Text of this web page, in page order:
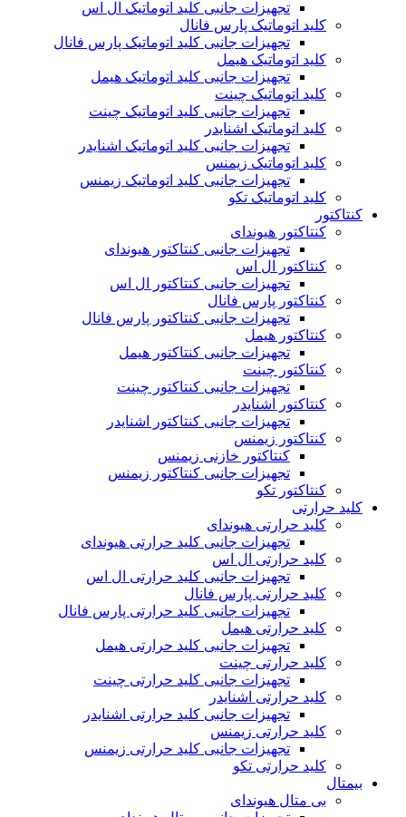
تجهیزات جانبی کلید اتوماتیک ال اس
کلید اتوماتیک پارس فانال
تجهیزات جانبی کلید اتوماتیک پارس فانال
کلید اتوماتیک هیمل
تجهیزات جانبی کلید اتوماتیک هیمل
کلید اتوماتیک چینت
تجهیزات جانبی کلید اتوماتیک چینت
کلید اتوماتیک اشنایدر
تجهیزات جانبی کلید اتوماتیک اشنایدر
کلید اتوماتیک زیمنس
تجهیزات جانبی کلید اتوماتیک زیمنس
کلید اتوماتیک تکو
کنتاکتور
کنتاکتور هیوندای
تجهیزات جانبی کنتاکتور هیوندای
کنتاکتور ال اس
تجهیزات جانبی کنتاکتور ال اس
کنتاکتور پارس فانال
تجهیزات جانبی کنتاکتور پارس فانال
کنتاکتور هیمل
تجهیزات جانبی کنتاکتور هیمل
کنتاکتور چینت
تجهیزات جانبی کنتاکتور چینت
کنتاکتور اشنایدر
تجهیزات جانبی کنتاکتور اشنایدر
کنتاکتور زیمنس
کنتاکتور خازنی زیمنس
تجهیزات جانبی کنتاکتور زیمنس
کنتاکتور تکو
کلید حرارتی
کلید حرارتی هیوندای
تجهیزات جانبی کلید حرارتی هیوندای
کلید حرارتی ال اس
تجهیزات جانبی کلید حرارتی ال اس
کلید حرارتی پارس فانال
تجهیزات جانبی کلید حرارتی پارس فانال
کلید حرارتی هیمل
تجهیزات جانبی کلید حرارتی هیمل
کلید حرارتی چینت
تجهیزات جانبی کلید حرارتی چینت
کلید حرارتی اشنایدر
تجهیزات جانبی کلید حرارتی اشنایدر
کلید حرارتی زیمنس
تجهیزات جانبی کلید حرارتی زیمنس
کلید حرارتی تکو
بیمتال
بی متال هیوندای